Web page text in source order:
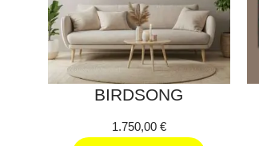
BIRDSONG
1.750,00 €